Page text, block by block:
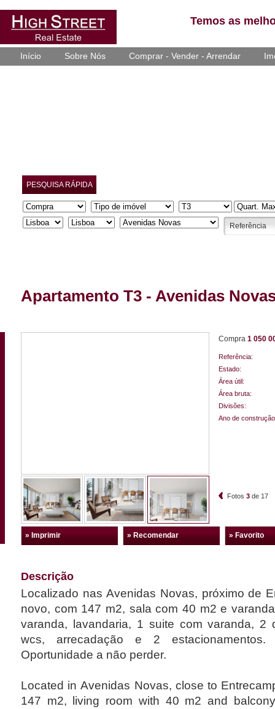
Temos as
Início Sobre Nós Comprar - Vender - Arrendar
PESQUISA RÁPIDA
Apartamento T3 - Avenidas
Fotos 3 de 17
Compra 1 050
Referência:
Estado:
Área útil:
Área bruta:
Divisões:
Ano de
» Imprimir » Recomendar » Favorito
Descrição
Localizado nas Avenidas Novas, próximo de
novo, com 147 m2, sala com 40 m2 e
varanda, lavandaria, 1 suite com varanda, 2
wcs, arrecadação e 2 estacionamentos.
Oportunidade a não perder.
Located in Avenidas Novas, close to
147 m2, living room with 40 m2 and